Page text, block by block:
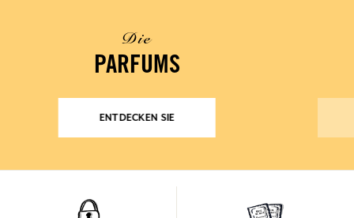
Die
PARFUMS
ENTDECKEN SIE